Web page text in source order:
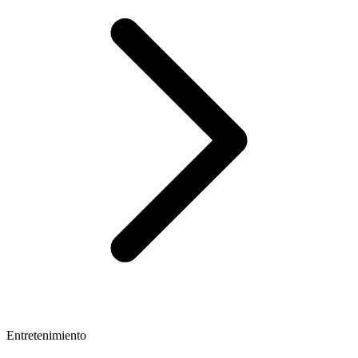
Entretenimiento